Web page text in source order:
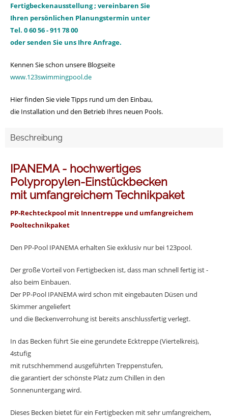
Fertigbeckenausstellung ; vereinbaren Sie
Ihren persönlichen Planungstermin unter
Tel. 0 60 56 - 911 78 00
oder senden Sie uns Ihre Anfrage.
Kennen Sie schon unsere Blogseite
www.123swimmingpool.de
Hier finden Sie viele Tipps rund um den Einbau,
die Installation und den Betrieb Ihres neuen Pools.
Beschreibung
IPANEMA - hochwertiges
Polypropylen-Einstückbecken
mit umfangreichem Technikpaket
PP-Rechteckpool mit Innentreppe und umfangreichem
Pooltechnikpaket
Den PP-Pool IPANEMA erhalten Sie exklusiv nur bei 123pool.
Der große Vorteil von Fertigbecken ist, dass man schnell fertig ist -
also beim Einbauen.
Der PP-Pool IPANEMA wird schon mit eingebauten Düsen und
Skimmer angeliefert
und die Beckenverrohung ist bereits anschlussfertig verlegt.
In das Becken führt Sie eine gerundete Ecktreppe (Viertelkreis),
4stufig
mit rutschhemmend ausgeführten Treppenstufen,
die garantiert der schönste Platz zum Chillen in den
Sonnenuntergang wird.
Dieses Becken bietet für ein Fertigbecken mit sehr umfangreichem,